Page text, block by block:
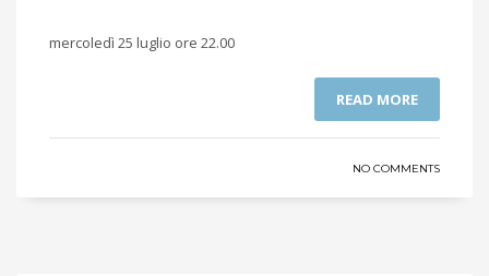
mercoledì 25 luglio ore 22.00
READ MORE
NO COMMENTS